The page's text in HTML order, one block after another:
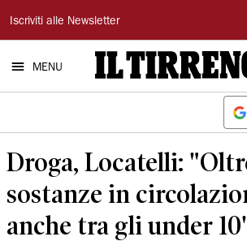
Il
Tirreno
Iscriviti alle Newsletter
MENU
Droga, Locatelli:
sostanze in
anche tra gli under